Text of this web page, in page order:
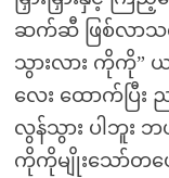
ဆက်ဆီ ဖြစ်လာသလို
သွားလား ကိုကို” ယ
လေး ထောက်ပြီး
လွန်သွား ပါဘူး
ကိုကိုမျိုးသော်တယ